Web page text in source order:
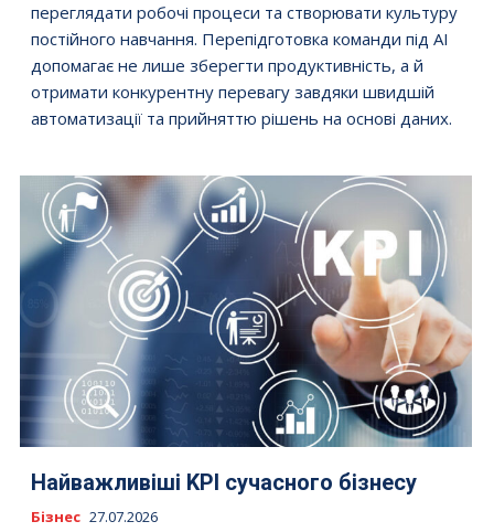
переглядати робочі процеси та створювати культуру
постійного навчання. Перепідготовка команди під AI
допомагає не лише зберегти продуктивність, а й
отримати конкурентну перевагу завдяки швидшій
автоматизації та прийняттю рішень на основі даних.
Найважливіші KPI сучасного бізнесу
Бізнес 27.07.2026